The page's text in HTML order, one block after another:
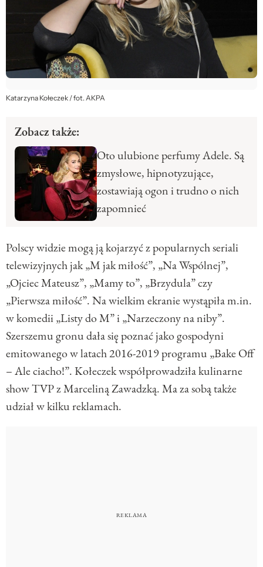
Katarzyna Kołeczek / fot. AKPA
Zobacz także:
Oto ulubione perfumy Adele. Są
zmysłowe, hipnotyzujące,
zostawiają ogon i trudno o nich
zapomnieć
Polscy widzie mogą ją kojarzyć z popularnych seriali
telewizyjnych jak „M jak miłość”, „Na Wspólnej”,
„Ojciec Mateusz”, „Mamy to”, „Brzydula” czy
„Pierwsza miłość”. Na wielkim ekranie wystąpiła m.in.
w komedii „Listy do M” i „Narzeczony na niby”.
Szerszemu gronu dała się poznać jako gospodyni
emitowanego w latach 2016-2019 programu „Bake Off
– Ale ciacho!”. Kołeczek współprowadziła kulinarne
show TVP z Marceliną Zawadzką. Ma za sobą także
udział w kilku reklamach.